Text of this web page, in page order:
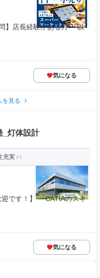
】店長経験がある方 ～以
気になる
を見る
_灯体設計
充実
です！】 「CATIAのスキ
気になる